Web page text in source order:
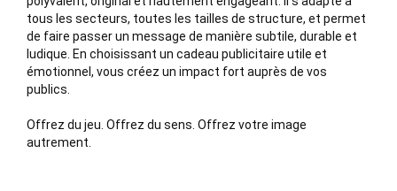
tous les secteurs, toutes les tailles de structure, et permet
de faire passer un message de manière subtile, durable et
ludique. En choisissant un cadeau publicitaire utile et
émotionnel, vous créez un impact fort auprès de vos
publics.
Offrez du jeu. Offrez du sens. Offrez votre image
autrement.